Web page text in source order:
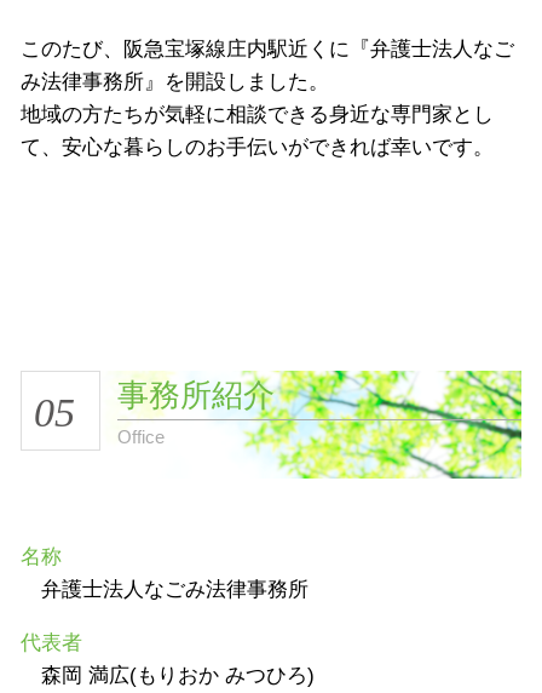
このたび、阪急宝塚線庄内駅近くに『弁護士法人なご
み法律事務所』を開設しました。
地域の方たちが気軽に相談できる身近な専門家とし
て、安心な暮らしのお手伝いができれば幸いです。
05 事務所紹介
Office
名称
弁護士法人なごみ法律事務所
代表者
森岡 満広(もりおか みつひろ)